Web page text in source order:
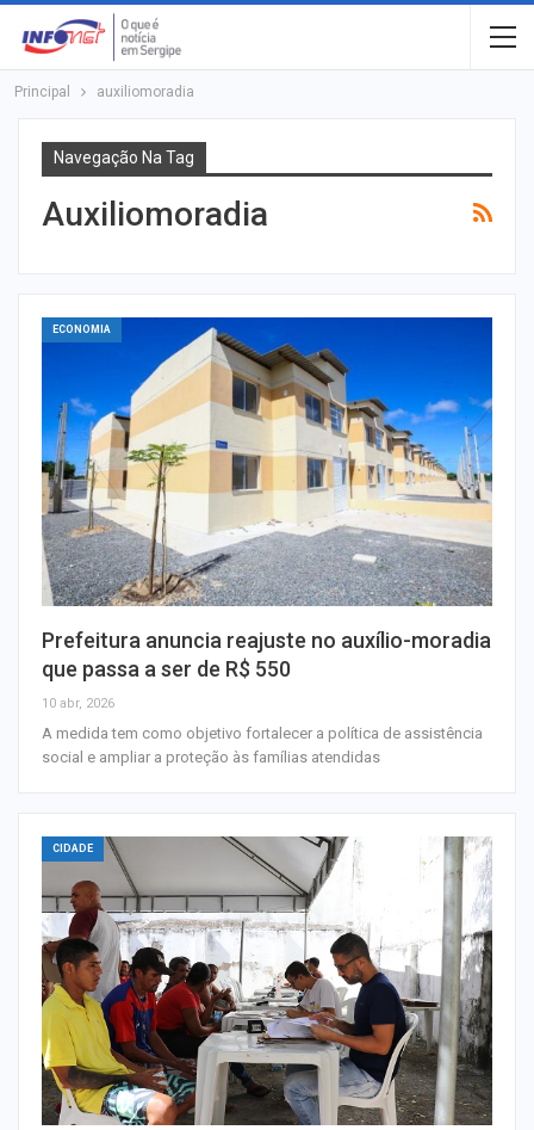
Principal auxiliomoradia
Navegação Na Tag
Auxiliomoradia
ECONOMIA
Prefeitura anuncia reajuste no auxílio-moradia
que passa a ser de R$ 550
10 abr, 2026
A medida tem como objetivo fortalecer a política de assistência
social e ampliar a proteção às famílias atendidas
CIDADE